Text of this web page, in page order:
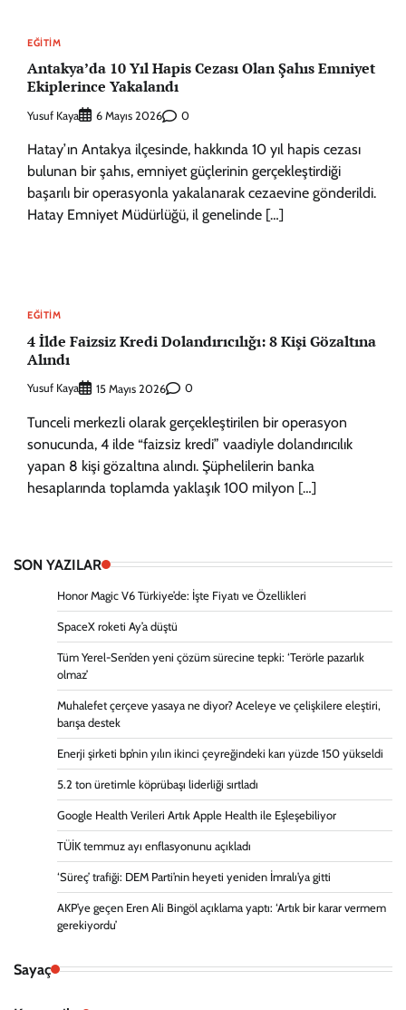
EĞITIM
Antakya’da 10 Yıl Hapis Cezası Olan Şahıs Emniyet
Ekiplerince Yakalandı
Yusuf Kaya 6 Mayıs 2026 0
Hatay’ın Antakya ilçesinde, hakkında 10 yıl hapis cezası
bulunan bir şahıs, emniyet güçlerinin gerçekleştirdiği
başarılı bir operasyonla yakalanarak cezaevine gönderildi.
Hatay Emniyet Müdürlüğü, il genelinde […]
EĞITIM
4 İlde Faizsiz Kredi Dolandırıcılığı: 8 Kişi Gözaltına
Alındı
Yusuf Kaya 15 Mayıs 2026 0
Tunceli merkezli olarak gerçekleştirilen bir operasyon
sonucunda, 4 ilde “faizsiz kredi” vaadiyle dolandırıcılık
yapan 8 kişi gözaltına alındı. Şüphelilerin banka
hesaplarında toplamda yaklaşık 100 milyon […]
SON YAZILAR
Honor Magic V6 Türkiye’de: İşte Fiyatı ve Özellikleri
SpaceX roketi Ay’a düştü
Tüm Yerel-Sen’den yeni çözüm sürecine tepki: ‘Terörle pazarlık
olmaz’
Muhalefet çerçeve yasaya ne diyor? Aceleye ve çelişkilere eleştiri,
barışa destek
Enerji şirketi bp’nin yılın ikinci çeyreğindeki karı yüzde 150 yükseldi
5.2 ton üretimle köprübaşı liderliği sırtladı
Google Health Verileri Artık Apple Health ile Eşleşebiliyor
TÜİK temmuz ayı enflasyonunu açıkladı
‘Süreç’ trafiği: DEM Parti’nin heyeti yeniden İmralı’ya gitti
AKP’ye geçen Eren Ali Bingöl açıklama yaptı: ‘Artık bir karar vermem
gerekiyordu’
Sayaç